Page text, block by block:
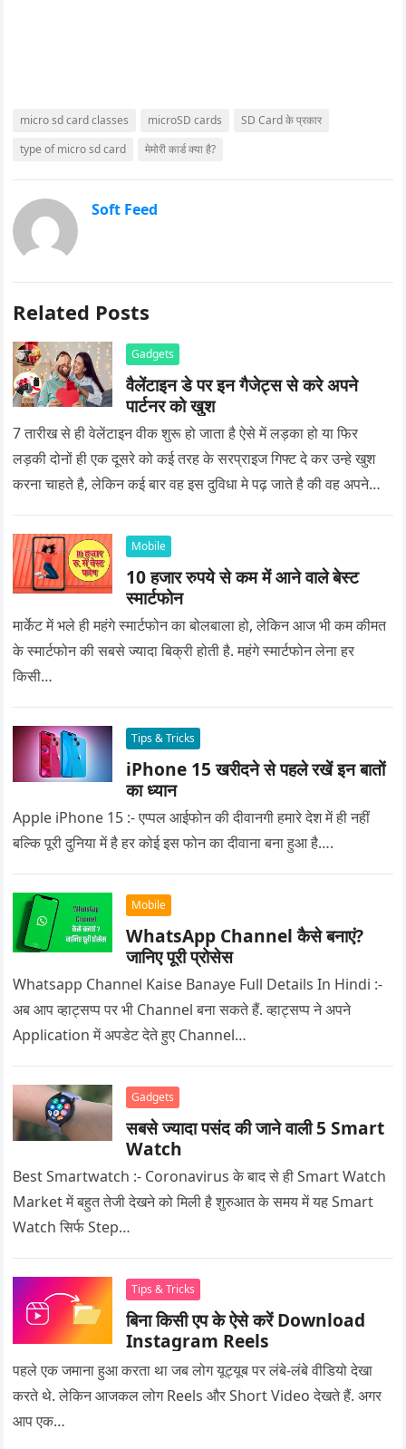
micro sd card classes microSD cards
SD Card के प्रकार
type of micro sd card
मेमोरी कार्ड क्या है?
Soft Feed
Related Posts
Gadgets
वैलेंटाइन डे पर इन गैजेट्स से करे अपने
पार्टनर को खुश
7 तारीख से ही वेलेंटाइन वीक शुरू हो जाता है ऐसे में लड़का हो या फिर
लड़की दोनों ही एक दूसरे को कई तरह के सरप्राइज गिफ्ट दे कर उन्हे खुश
करना चाहते है, लेकिन कई बार वह इस दुविधा मे पढ़ जाते है की वह अपने
Mobile
10 हजार रुपये से कम में आने वाले बेस्ट
स्मार्टफोन
मार्केट में भले ही महंगे स्मार्टफोन का बोलबाला हो, लेकिन आज भी कम कीमत
के स्मार्टफोन की सबसे ज्यादा बिक्री होती है. महंगे स्मार्टफोन लेना हर
किसी…
Tips & Tricks
iPhone 15 खरीदने से पहले रखें इन बातों
का ध्यान
Apple iPhone 15 :- एप्पल आईफोन की दीवानगी हमारे देश में ही नहीं
बल्कि पूरी दुनिया में है हर कोई इस फोन का दीवाना बना हुआ है….
Mobile
WhatsApp Channel कैसे बनाएं?
जानिए पूरी प्रोसेस
Whatsapp Channel Kaise Banaye Full Details In Hindi :-
अब आप व्हाट्सप्प पर भी Channel बना सकते हैं. व्हाट्सप्प ने अपने
Application में अपडेट देते हुए Channel…
Gadgets
सबसे ज्यादा पसंद की जाने वाली 5 Smart
Watch
Best Smartwatch :- Coronavirus के बाद से ही Smart Watch
Market में बहुत तेजी देखने को मिली है शुरुआत के समय में यह Smart
Watch सिर्फ Step…
Tips & Tricks
बिना किसी एप के ऐसे करें Download
Instagram Reels
पहले एक जमाना हुआ करता था जब लोग यूट्यूब पर लंबे-लंबे वीडियो देखा
करते थे. लेकिन आजकल लोग Reels और Short Video देखते हैं. अगर
आप एक…